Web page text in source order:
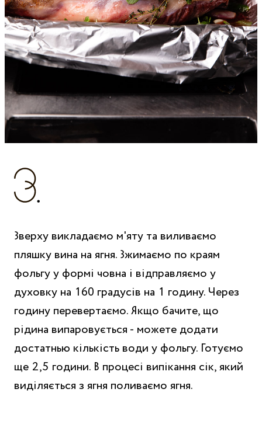
Зверху викладаємо м'яту та виливаємо
пляшку вина на ягня. Зжимаємо по краям
фольгу у формі човна і відправляємо у
духовку на 160 градусів на 1 годину. Через
годину перевертаємо. Якщо бачите, що
рідина випаровується - можете додати
достатнью кількість води у фольгу. Готуємо
ще 2,5 години. В процесі випікання сік, який
виділяється з ягня поливаємо ягня.